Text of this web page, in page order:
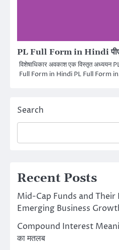
PL Full Form in Hindi पीएल
विशेषाधिकार अवकाश एक विस्तृत
Full Form in Hindi PL Full Form
Search
Recent Posts
Mid-Cap Funds and Their
Emerging Business
Compound Interest
का मतलब